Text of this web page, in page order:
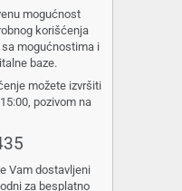
mogućnost
korišćenja
mogućnostima i
baze.
možete izvršiti
pozivom na
Vam dostavljeni
za besplatno